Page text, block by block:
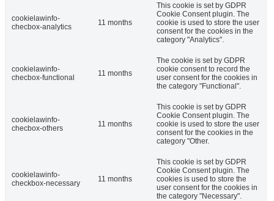
cookielawinfo-
checbox-analytics
11 months
This cookie is set by GDPR
Cookie Consent plugin. The
cookie is used to store the user
consent for the cookies in the
category "Analytics".
cookielawinfo-
checbox-functional
11 months
The cookie is set by GDPR
cookie consent to record the
user consent for the cookies in
the category "Functional".
cookielawinfo-
checbox-others
11 months
This cookie is set by GDPR
Cookie Consent plugin. The
cookie is used to store the user
consent for the cookies in the
category "Other.
cookielawinfo-
checkbox-necessary
11 months
This cookie is set by GDPR
Cookie Consent plugin. The
cookies is used to store the
user consent for the cookies in
the category "Necessary".